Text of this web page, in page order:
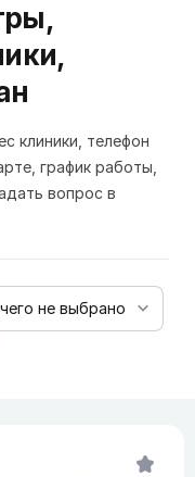
клиники, телефон
график работы,
вопрос в